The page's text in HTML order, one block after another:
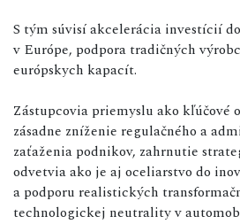
S tým súvisí akcelerácia investícií
v Európe, podpora tradičných
európskych kapacít.
Zástupcovia priemyslu ako kľúčové
zásadne zníženie regulačného a
zaťaženia podnikov, zahrnutie
odvetvia ako je aj oceliarstvo do
a podporu realistických
technologickej neutrality v